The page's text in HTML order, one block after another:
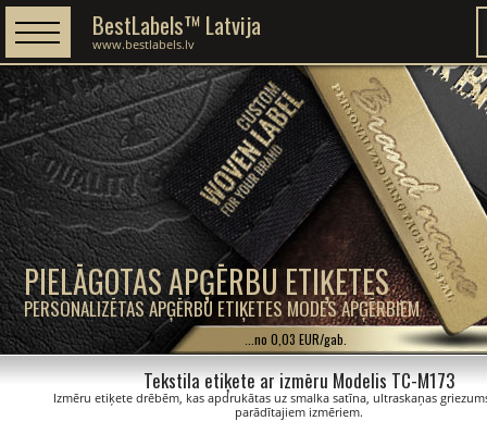
PIELĀGOTAS APĢĒRBU ETIĶETES
PERSONALIZĒTAS APĢĒRBU ETIĶETES MODES APĢĒRBIEM
BestLabels™ Latvija
www.bestlabels.lv
...no 0,03 EUR/gab.
Tekstila etiķete ar izmēru Modelis TC-M173
Izmēru etiķete drēbēm, kas apdrukātas uz smalka satīna, ultraskaņas
parādītajiem izmēriem.